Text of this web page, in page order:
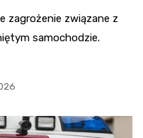
zagrożenie związane z
samochodzie.